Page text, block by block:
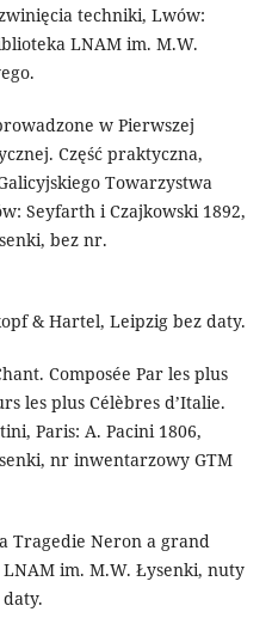
techniki, Lwów:
LNAM im. M.W.
w Pierwszej
Część praktyczna,
Towarzystwa
Seyfarth і Czajkowski 1892,
bez nr.
& Hartel, Leipzig bez daty.
Composée Par les plus
les plus Célèbres d’Italie.
Paris: A. Pacini 1806,
nr inwentarzowy GTM
Tragedie Neron a grand
im. M.W. Łysenki, nuty